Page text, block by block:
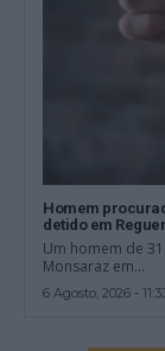
Homem
detido em
Um homem de
Monsaraz em...
6 Agosto, 2026 -